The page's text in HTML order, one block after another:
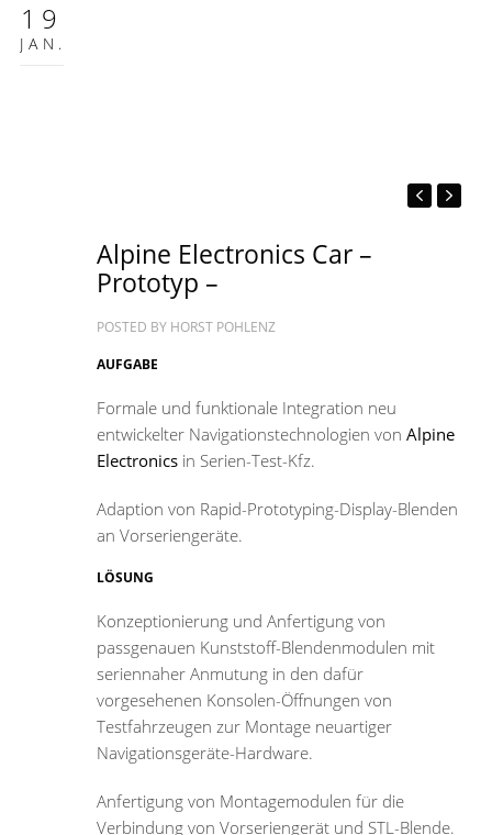
19
JAN.
Alpine Electronics Car –
Prototyp –
POSTED BY HORST POHLENZ
AUFGABE
Formale und funktionale Integration neu
entwickelter Navigationstechnologien von Alpine
Electronics in Serien-Test-Kfz.
Adaption von Rapid-Prototyping-Display-Blenden
an Vorseriengeräte.
LÖSUNG
Konzeptionierung und Anfertigung von
passgenauen Kunststoff-Blendenmodulen mit
seriennaher Anmutung in den dafür
vorgesehenen Konsolen-Öffnungen von
Testfahrzeugen zur Montage neuartiger
Navigationsgeräte-Hardware.
Anfertigung von Montagemodulen für die
Verbindung von Vorseriengerät und STL-Blende.